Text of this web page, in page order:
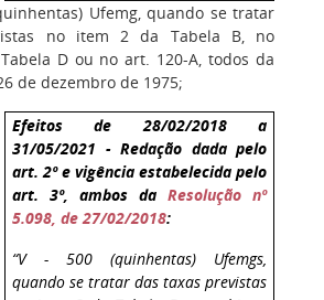
Ufemg, quando se tratar
no item 2 da Tabela B, no
D ou no art. 120-A, todos da
de dezembro de 1975;
Efeitos de 28/02/2018
a
31/05/2021 - Redação dada pelo
art. 2º e vigência estabelecida pelo
art. 3º, ambos daResolução nº
5.098, de 27/02/2018:
“V - 500 (quinhentas) Ufemgs,
quando se tratar das taxas previstas